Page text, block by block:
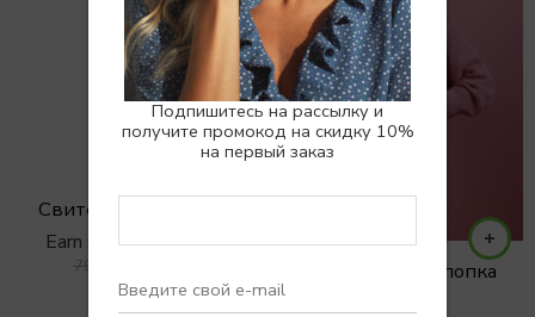
Подпишитесь на рассылку и
получите промокод на скидку 10%
на первый заказ
Свитер RS из хлопка
Earn 0 Reward Points
7900
one
Свитер RS из хлопка